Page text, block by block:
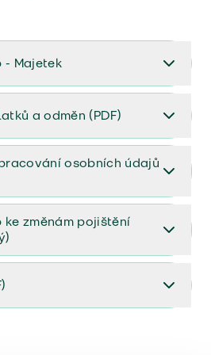
- Majetek
2023
a odměn (PDF)
(PDF)
osobních údajů
osobních údajů (PDF)
změnám pojištění
pojištění (aktualizovaný)